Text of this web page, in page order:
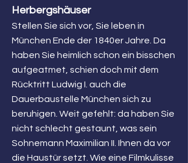
Herbergshäuser
Stellen Sie sich vor, Sie leben in
München Ende der 1840er Jahre. Da
haben Sie heimlich schon ein bisschen
aufgeatmet, schien doch mit dem
Rücktritt Ludwig I. auch die
Dauerbaustelle München sich zu
beruhigen. Weit gefehlt: da haben Sie
nicht schlecht gestaunt, was sein
Sohnemann Maximilian II. Ihnen da vor
die Haustür setzt. Wie eine Filmkulisse